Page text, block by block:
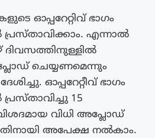
ഓപ്പറേറ്റിവ് ഭാഗം
എന്നാൽ
ദിവസത്തിനുള്ളിൽ
ചെയ്യണമെന്നും
ഓപ്പറേറ്റീവ് ഭാഗം
15
വിധി അപ്ലോഡ്
അപേക്ഷ നൽകാം.